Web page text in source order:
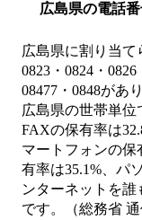
広島県の電話
広島県に割り当て
0823・0824・0826
08477・0848があ
広島県の世帯単位
FAXの保有率は
マートフォンの保
有率は35.1%、パ
ンターネットを誰
です。（総務省